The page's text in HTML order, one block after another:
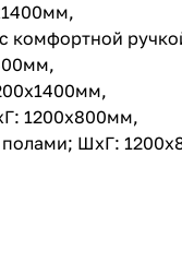
комфортной
1200х800мм,
ШхГ: